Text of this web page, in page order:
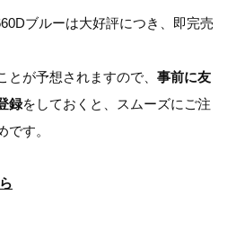
ブルーは大好評につき、即完売
が予想されますので、 事前に友
録をしておくと、スムーズにご注
す。